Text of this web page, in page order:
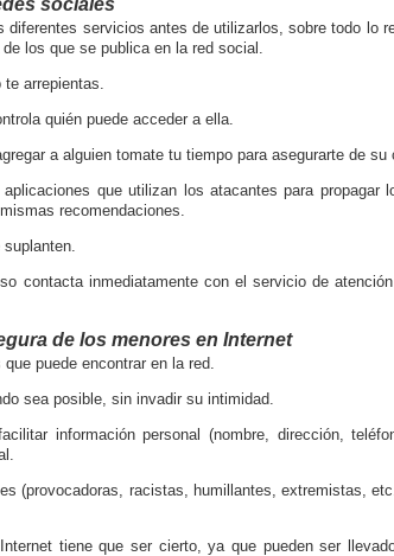
sociales
servicios antes de utilizarlos, sobre todo lo
los que se publica en la red social.
te arrepientas.
quién puede acceder a ella.
a alguien tomate tu tiempo para asegurarte de su
que utilizan los atacantes para propagar
recomendaciones.
contacta inmediatamente con el servicio de
de los menores en Internet
puede encontrar en la red.
sea posible, sin invadir su intimidad.
información personal (nombre, dirección,
(provocadoras, racistas, humillantes, extremistas,
tiene que ser cierto, ya que pueden ser